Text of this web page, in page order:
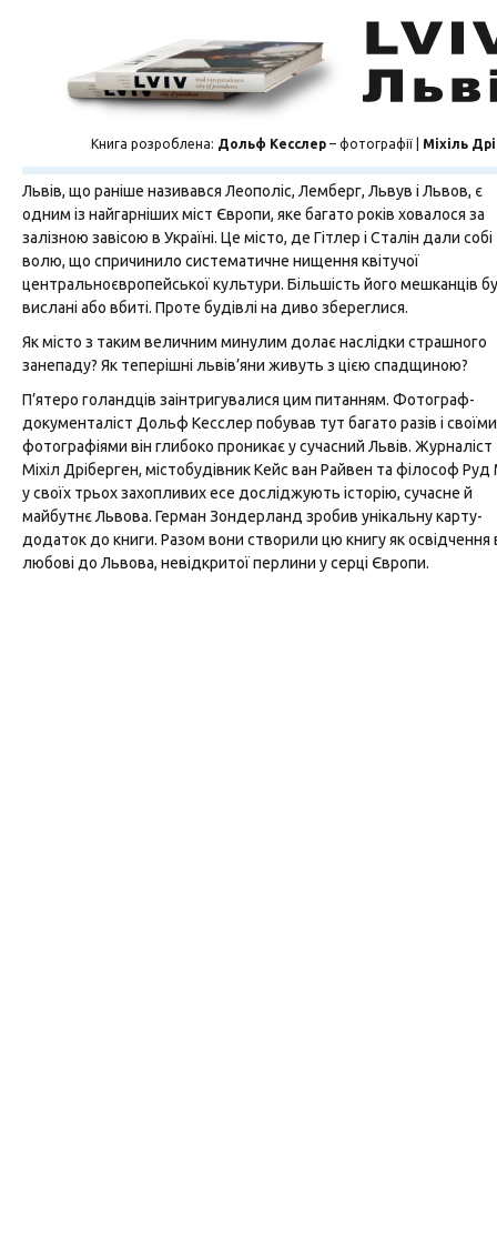
Книга розроблена: Дольф Кесслер – фотографії | Міхіль
Львів, що раніше називався Леополіс, Лемберг, Львув і Львов, є
одним із найгарніших міст Європи, яке багато років ховалося за
залізною завісою в Україні. Це місто, де Гітлер і Сталін дали собі
волю, що спричинило систематичне нищення квітучої
центральноєвропейської культури. Більшість його мешканців
вислані або вбиті. Проте будівлі на диво збереглися.
Як місто з таким величним минулим долає наслідки страшного
занепаду? Як теперішні львів’яни живуть з цією спадщиною?
П’ятеро голандців заінтригувалися цим питанням. Фотограф-
документаліст Дольф Кесcлер побував тут багато разів і своїми
фотографіями він глибоко проникає у сучасний Львів. Журналіст
Міхіл Дріберген, містобудівник Кейс ван Райвен та філософ
у своїх трьох захопливих есе досліджують історію, сучасне й
майбутнє Львова. Герман Зондерланд зробив унікальну карту-
додаток до книги. Разом вони створили цю книгу як освідчення
любові до Львова, невідкритої перлини у серці Європи.